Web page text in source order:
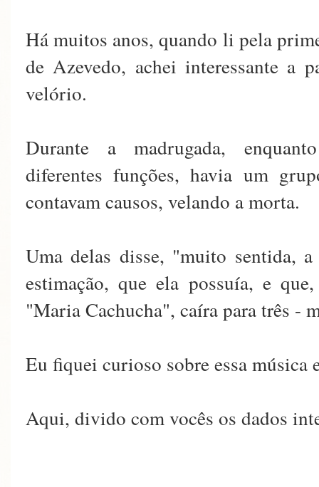
Há muitos anos, quando li pela
de Azevedo, achei interessante a
velório.
Durante a madrugada,
diferentes funções, havia um
contavam causos, velando a morta.
Uma delas disse, "muito sentida,
estimação, que ela possuía, e
"Maria Cachucha", caíra para três -
Eu fiquei curioso sobre essa
Aqui, divido com vocês os dados